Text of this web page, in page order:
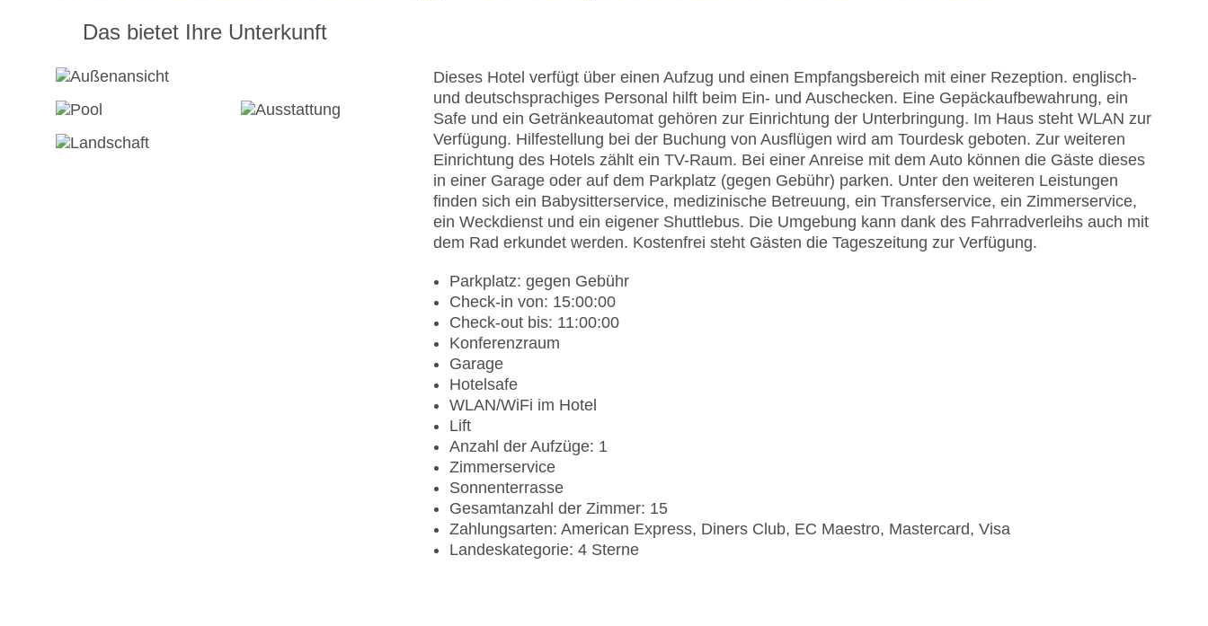
Das bietet Ihre Unterkunft
Dieses Hotel verfügt über einen Aufzug und einen Empfangsbereich mit einer Rezeption. englisch-
und deutschsprachiges Personal hilft beim Ein- und Auschecken. Eine Gepäckaufbewahrung, ein
Safe und ein Getränkeautomat gehören zur Einrichtung der Unterbringung. Im Haus steht WLAN zur
Verfügung. Hilfestellung bei der Buchung von Ausflügen wird am Tourdesk geboten. Zur weiteren
Einrichtung des Hotels zählt ein TV-Raum. Bei einer Anreise mit dem Auto können die Gäste dieses
in einer Garage oder auf dem Parkplatz (gegen Gebühr) parken. Unter den weiteren Leistungen
finden sich ein Babysitterservice, medizinische Betreuung, ein Transferservice, ein Zimmerservice,
ein Weckdienst und ein eigener Shuttlebus. Die Umgebung kann dank des Fahrradverleihs auch mit
dem Rad erkundet werden. Kostenfrei steht Gästen die Tageszeitung zur Verfügung.
Parkplatz: gegen Gebühr
Check-in von: 15:00:00
Check-out bis: 11:00:00
Konferenzraum
Garage
Hotelsafe
WLAN/WiFi im Hotel
Lift
Anzahl der Aufzüge: 1
Zimmerservice
Sonnenterrasse
Gesamtanzahl der Zimmer: 15
Zahlungsarten: American Express, Diners Club, EC Maestro, Mastercard, Visa
Landeskategorie: 4 Sterne